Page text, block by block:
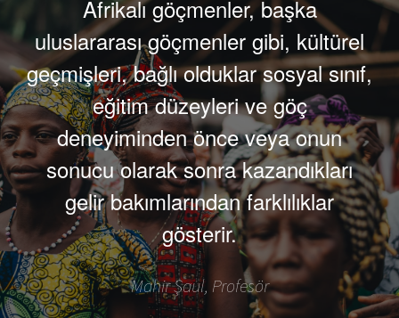
Afrikalı göçmenler, başka
uluslararası göçmenler gibi, kültürel
geçmişleri, bağlı olduklar sosyal sınıf,
eğitim düzeyleri ve göç
deneyiminden önce veya onun
sonucu olarak sonra kazandıkları
gelir bakımlarından farklılıklar
gösterir.
Mahir Şaul, Profesör